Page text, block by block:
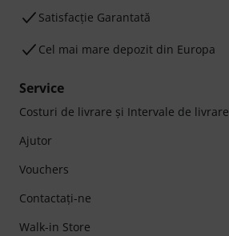
Satisfacție Garantată
Cel mai mare depozit din Europa
Service
Costuri de livrare şi Intervale de livrare
Ajutor
Vouchers
Contactaţi-ne
Walk-in Store